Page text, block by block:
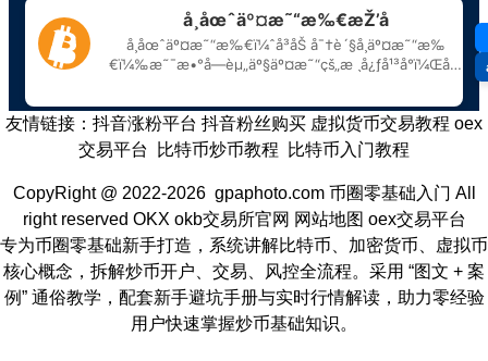
友情链接： 抖音涨粉平台 抖音粉丝购买 虚拟货币交易教程 oex
交易平台
比特币炒币教程 比特币入门教程
CopyRight @ 2022-2026 gpaphoto.com 币圈零基础入门 All
right reserved OKX okb交易所官网 网站地图 oex交易平台
专为币圈零基础新手打造，系统讲解比特币、加密货币、虚拟币
核心概念，拆解炒币开户、交易、风控全流程。采用 “图文 + 案
例” 通俗教学，配套新手避坑手册与实时行情解读，助力零经验
用户快速掌握炒币基础知识。